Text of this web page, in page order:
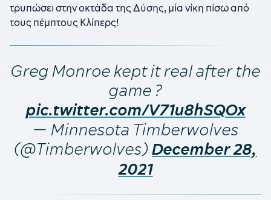
τρυπώσει στην οκτάδα της Δύσης, μία νίκη πίσω από
τους πέμπτους Κλίπερς!
Greg Monroe kept it real after the
game ?
pic.twitter.com/V71u8hSQOx
— Minnesota Timberwolves
(@Timberwolves)December 28,
2021